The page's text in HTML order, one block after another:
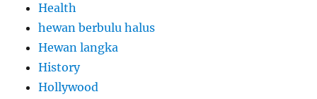
Health
hewan berbulu halus
Hewan langka
History
Hollywood